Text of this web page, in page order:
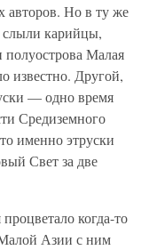
авторов. Но в ту же
слыли карийцы,
Малая
известно. Другой,
— одно время
Средиземного
именно этруски
Свет за две
когда-то
Азии с ним